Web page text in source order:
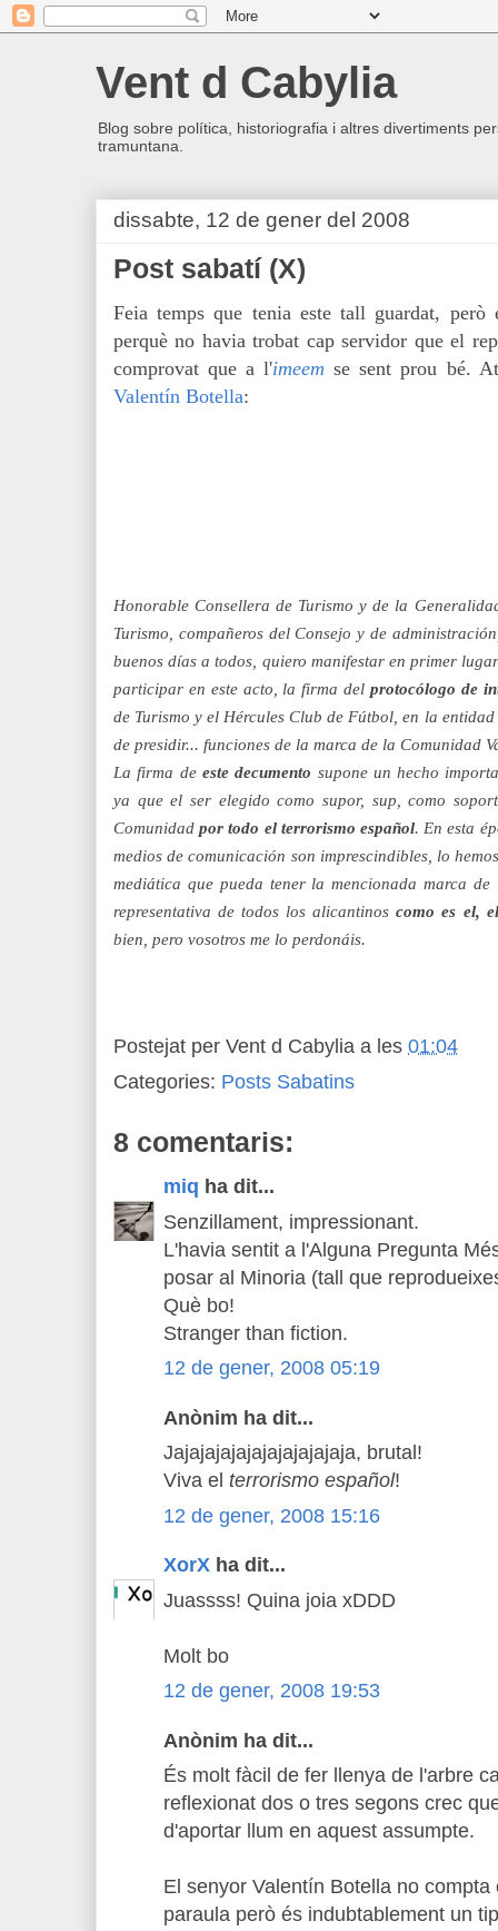
Vent d Cabylia
Blog sobre política, historiografia i altres divertiments
tramuntana.
dissabte, 12 de gener del 2008
Post sabatí (X)
Feia temps que tenia este tall guardat, però
perquè no havia trobat cap servidor que el
comprovat que a l'imeem se sent prou bé.
Valentín Botella:
Honorable Consellera de Turismo y de la
Turismo, compañeros del Consejo y de
buenos días a todos, quiero manifestar en primer
participar en este acto, la firma del protocólogo de
de Turismo y el Hércules Club de Fútbol, en la
de presidir... funciones de la marca de la Comunidad
La firma de este decumento supone un hecho
ya que el ser elegido como supor, sup, como
Comunidadpor todo el terrorismo español. En esta
medios de comunicación son imprescindibles, lo
mediática que pueda tener la mencionada marca
representativa de todos los alicantinoscomo es el,
bien, pero vosotros me lo perdonáis.
Postejat per Vent d Cabylia a les 01:04
Categories: Posts Sabatins
8 comentaris:
miq ha dit...
Senzillament, impressionant.
L'havia sentit a l'Alguna Pregunta
posar al Minoria (tall que
Què bo!
Stranger than fiction.
12 de gener, 2008 05:19
Anònim ha dit...
Jajajajajajajajajajajaja, brutal!
Viva el terrorismo español!
12 de gener, 2008 15:16
XorX ha dit...
Juassss! Quina joia xDDD
Molt bo
12 de gener, 2008 19:53
Anònim ha dit...
És molt fàcil de fer llenya de l'arbre
reflexionat dos o tres segons crec
d'aportar llum en aquest assumpte.
El senyor Valentín Botella no
paraula però és indubtablement un